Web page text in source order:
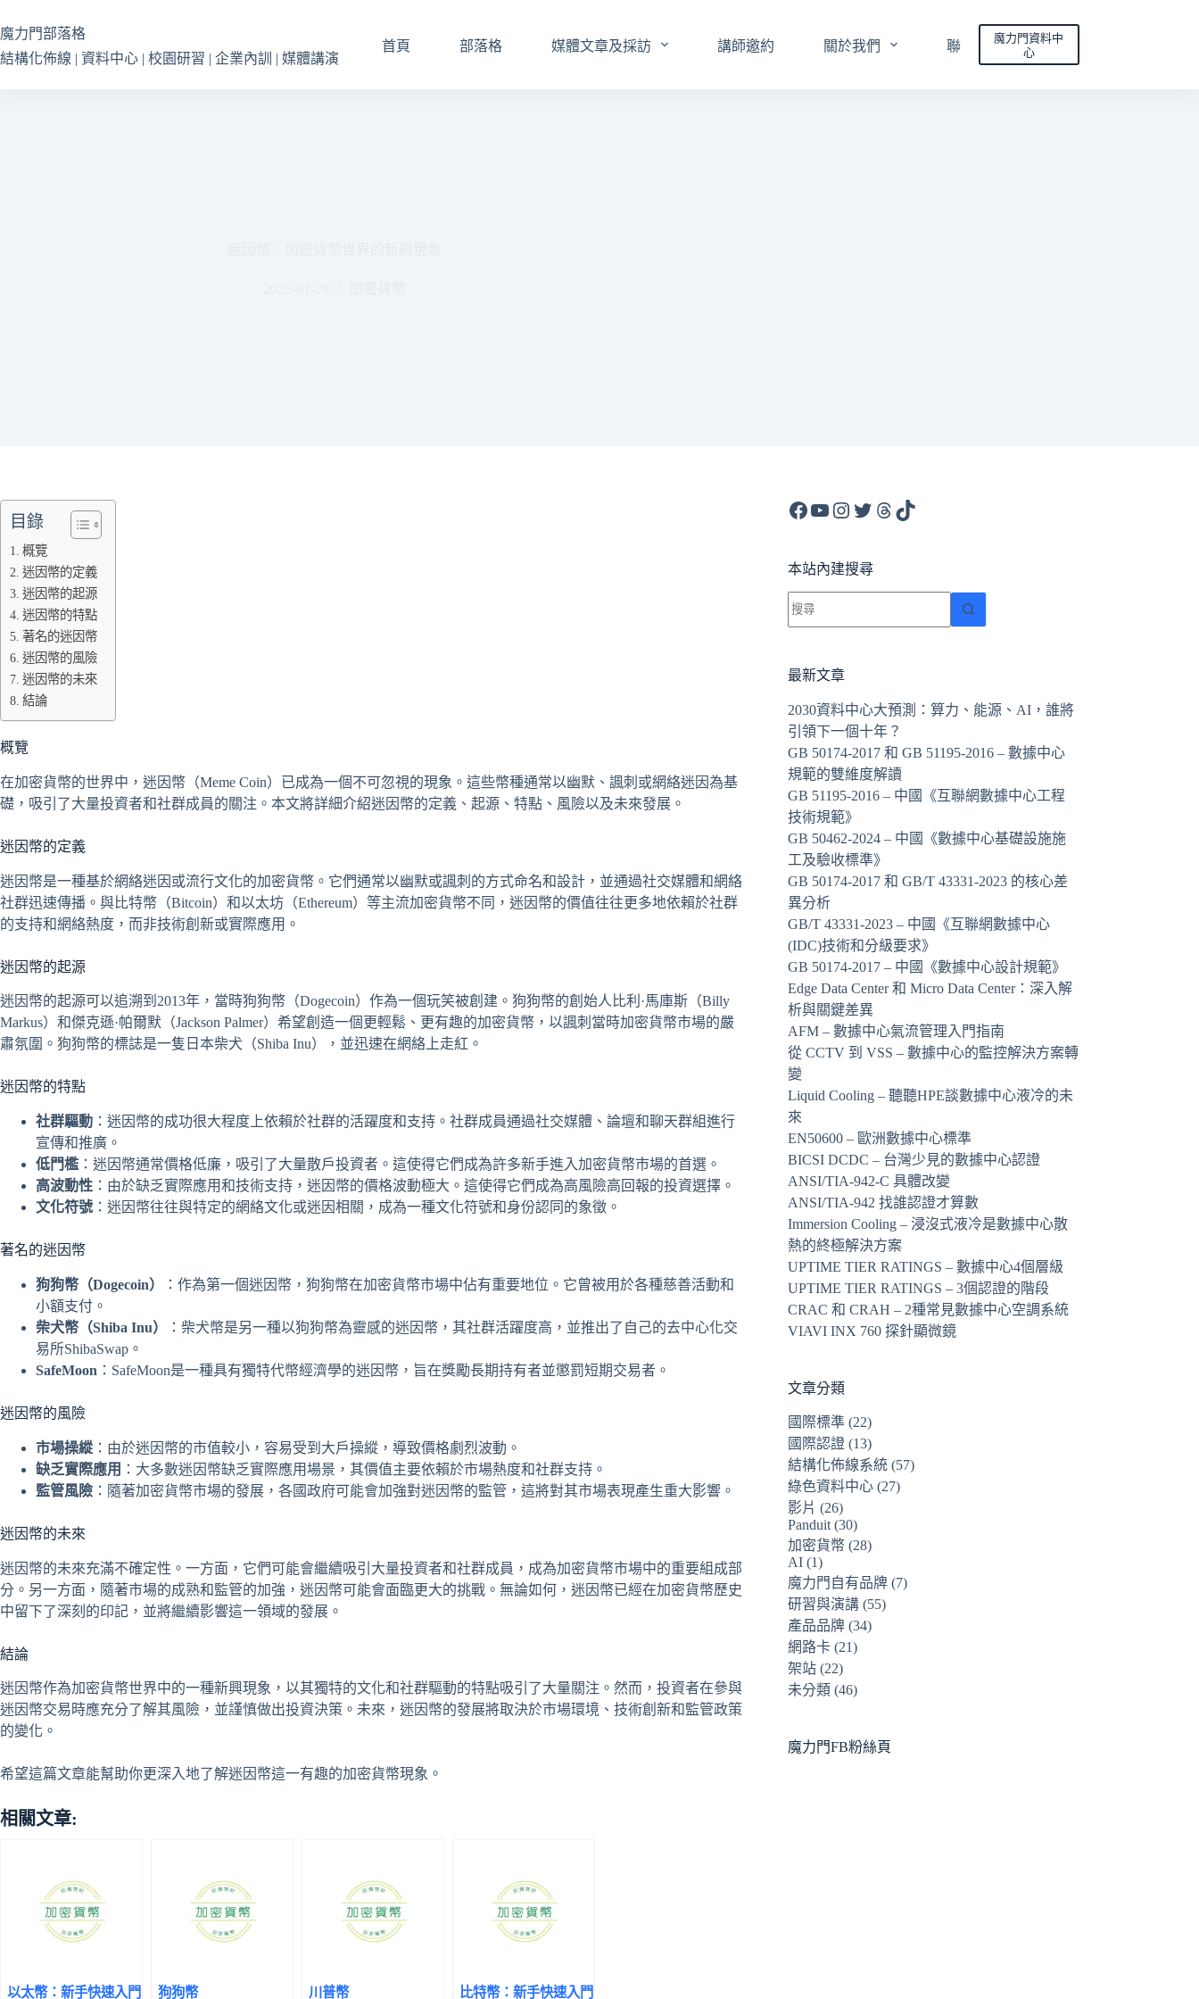
至
主
魔力門部落格
結構化佈線 | 資料中心 | 校園研習 | 企業內訓 | 媒體講演
首頁 部落格 媒體文章及採訪 講師邀約 關於我們 聯絡我們
魔力門資料中
心
目錄
概覽
迷因幣的定義
迷因幣的起源
迷因幣的特點
著名的迷因幣
迷因幣的風險
迷因幣的未來
結論
概覽
在加密貨幣的世界中，迷因幣（Meme Coin）已成為一個不可忽視的現象。這些幣種通常以幽默、諷刺或網絡迷因為基
礎，吸引了大量投資者和社群成員的關注。本文將詳細介紹迷因幣的定義、起源、特點、風險以及未來發展。
迷因幣的定義
迷因幣是一種基於網絡迷因或流行文化的加密貨幣。它們通常以幽默或諷刺的方式命名和設計，並通過社交媒體和網絡
社群迅速傳播。與比特幣（Bitcoin）和以太坊（Ethereum）等主流加密貨幣不同，迷因幣的價值往往更多地依賴於社群
的支持和網絡熱度，而非技術創新或實際應用。
迷因幣的起源
迷因幣的起源可以追溯到2013年，當時狗狗幣（Dogecoin）作為一個玩笑被創建。狗狗幣的創始人比利·馬庫斯（Billy
Markus）和傑克遜·帕爾默（Jackson Palmer）希望創造一個更輕鬆、更有趣的加密貨幣，以諷刺當時加密貨幣市場的嚴
肅氛圍。狗狗幣的標誌是一隻日本柴犬（Shiba Inu），並迅速在網絡上走紅。
迷因幣的特點
社群驅動 ：迷因幣的成功很大程度上依賴於社群的活躍度和支持。社群成員通過社交媒體、論壇和聊天群組進行
宣傳和推廣。
低門檻 ：迷因幣通常價格低廉，吸引了大量散戶投資者。這使得它們成為許多新手進入加密貨幣市場的首選。
高波動性 ：由於缺乏實際應用和技術支持，迷因幣的價格波動極大。這使得它們成為高風險高回報的投資選擇。
文化符號 ：迷因幣往往與特定的網絡文化或迷因相關，成為一種文化符號和身份認同的象徵。
著名的迷因幣
狗狗幣（Dogecoin）
：作為第一個迷因幣，狗狗幣在加密貨幣市場中佔有重要地位。它曾被用於各種慈善活動和
小額支付。
柴犬幣（Shiba Inu）
：柴犬幣是另一種以狗狗幣為靈感的迷因幣，其社群活躍度高，並推出了自己的去中心化交
易所ShibaSwap。
SafeMoon ：SafeMoon是一種具有獨特代幣經濟學的迷因幣，旨在獎勵長期持有者並懲罰短期交易者。
迷因幣的風險
市場操縱 ：由於迷因幣的市值較小，容易受到大戶操縱，導致價格劇烈波動。
缺乏實際應用 ：大多數迷因幣缺乏實際應用場景，其價值主要依賴於市場熱度和社群支持。
監管風險 ：隨著加密貨幣市場的發展，各國政府可能會加強對迷因幣的監管，這將對其市場表現產生重大影響。
迷因幣的未來
迷因幣的未來充滿不確定性。一方面，它們可能會繼續吸引大量投資者和社群成員，成為加密貨幣市場中的重要組成部
分。另一方面，隨著市場的成熟和監管的加強，迷因幣可能會面臨更大的挑戰。無論如何，迷因幣已經在加密貨幣歷史
中留下了深刻的印記，並將繼續影響這一領域的發展。
結論
迷因幣作為加密貨幣世界中的一種新興現象，以其獨特的文化和社群驅動的特點吸引了大量關注。然而，投資者在參與
迷因幣交易時應充分了解其風險，並謹慎做出投資決策。未來，迷因幣的發展將取決於市場環境、技術創新和監管政策
的變化。
希望這篇文章能幫助你更深入地了解迷因幣這一有趣的加密貨幣現象。
相關文章:
以太幣：新手快速入門
狗狗幣
川普幣
比特幣：新手快速入門
Facebook
YouTube
Instagram
X Threads
TikTok
本站內建搜尋
找
不
符
條
件
的
結
果
最新文章
2030資料中心大預測：算力、能源、AI，誰將
引領下一個十年？
GB 50174-2017 和 GB 51195-2016 – 數據中心
規範的雙維度解讀
GB 51195-2016 – 中國《互聯網數據中心工程
技術規範》
GB 50462-2024 – 中國《數據中心基礎設施施
工及驗收標準》
GB 50174-2017 和 GB/T 43331-2023 的核心差
異分析
GB/T 43331-2023 – 中國《互聯網數據中心
(IDC)技術和分級要求》
GB 50174-2017 – 中國《數據中心設計規範》
Edge Data Center 和 Micro Data Center：深入解
析與關鍵差異
AFM – 數據中心氣流管理入門指南
從 CCTV 到 VSS – 數據中心的監控解決方案轉
變
Liquid Cooling – 聽聽HPE談數據中心液冷的未
來
EN50600 – 歐洲數據中心標準
BICSI DCDC – 台灣少見的數據中心認證
ANSI/TIA-942-C 具體改變
ANSI/TIA-942 找誰認證才算數
Immersion Cooling – 浸沒式液冷是數據中心散
熱的終極解決方案
UPTIME TIER RATINGS – 數據中心4個層級
UPTIME TIER RATINGS – 3個認證的階段
CRAC 和 CRAH – 2種常見數據中心空調系統
VIAVI INX 760 探針顯微鏡
文章分類
國際標準 (22)
國際認證 (13)
結構化佈線系統 (57)
綠色資料中心 (27)
影片 (26)
Panduit (30)
加密貨幣 (28)
AI (1)
魔力門自有品牌 (7)
研習與演講 (55)
產品品牌 (34)
網路卡 (21)
架站 (22)
未分類 (46)
魔力門FB粉絲頁